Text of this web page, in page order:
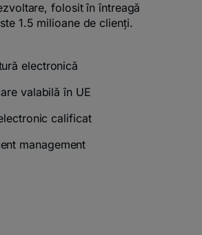
folosit în întreagă
1.5 milioane de clienți.
electronică
valabilă în UE
calificat
management